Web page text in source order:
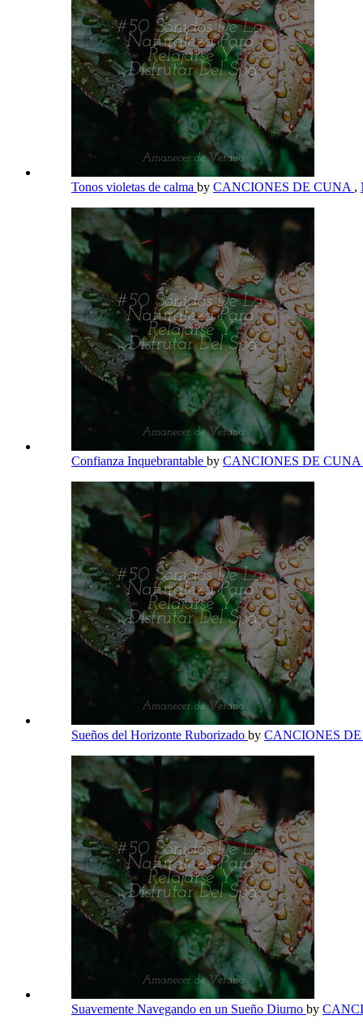
Tonos violetas de calma by CANCIONES DE CUNA ,
Confianza Inquebrantable by CANCIONES DE CUNA
Sueños del Horizonte Ruborizado by CANCIONES
Suavemente Navegando en un Sueño Diurno by